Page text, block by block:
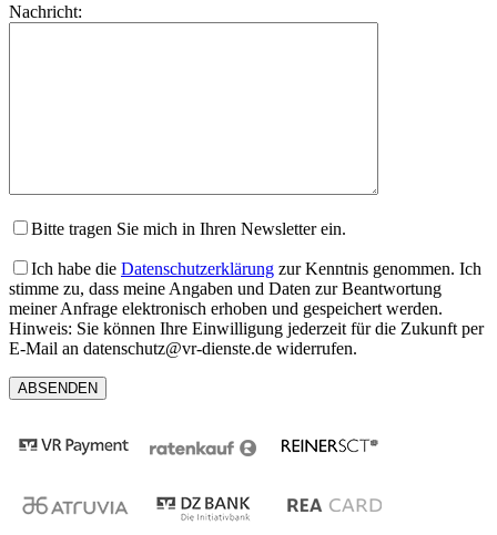
dieses
lasse
Nachricht:
Bitte tragen Sie mich in Ihren Newsletter ein.
Ich habe die Datenschutzerklärung zur Kenntnis genommen. Ich
stimme zu, dass meine Angaben und Daten zur Beantwortung
meiner Anfrage elektronisch erhoben und gespeichert werden.
Hinweis: Sie können Ihre Einwilligung jederzeit für die Zukunft per
E-Mail an datenschutz@vr-dienste.de widerrufen.